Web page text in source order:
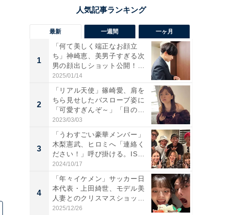
最新 一週間 一ヶ月
1
「何て美しく端正なお顔立
ち」神崎恵、美男子すぎる次
男の顔出しショット公開！
「め...
2025/01/14
2
「リアル天使」篠崎愛、肩を
ちら見せしたバスローブ姿に
「可愛すぎんぞ～」「目の表
情...
2023/03/03
3
「うわすごい豪華メンバー」
木梨憲武、ヒロミへ「連絡く
ださい！」呼び掛ける。IS
S...
2024/10/17
4
「年々イケメン」サッカー日
本代表・上田綺世、モデル美
人妻とのクリスマスショット
に...
2025/12/26